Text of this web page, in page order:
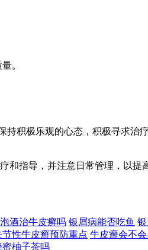
。
积极乐观的心态，积极寻求治
指导，并注意日常管理，以提
酒治牛皮癣吗 银屑病能否吃鱼
节性牛皮癣预防重点 牛皮癣会不
柚子茶吗